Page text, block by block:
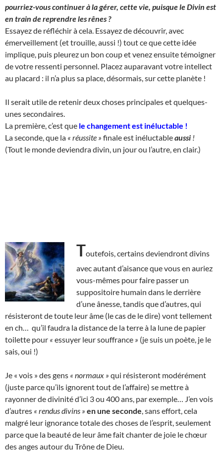
pourriez-vous continuer à la gérer, cette vie, puisque le Divin est
en train de reprendre les rênes ?
Essayez de réfléchir à cela. Essayez de découvrir, avec
émerveillement (et trouille, aussi !) tout ce que cette idée
implique, puis pleurez un bon coup et venez ensuite témoigner
de votre ressenti personnel. Placez auparavant votre intellect
au placard : il n’a plus sa place, désormais, sur cette planète !
Il serait utile de retenir deux choses principales et quelques-
unes secondaires.
La première, c’est que le changement est inéluctable !
La seconde, que la « réussite » finale est inéluctableaussi !
(Tout le monde deviendra divin, un jour ou l’autre, en clair.)
Toutefois, certains deviendront divins
avec autant d’aisance que vous en auriez
vous-mêmes pour faire passer un
suppositoire humain dans le derrière
d’une ânesse, tandis que d’autres, qui
résisteront de toute leur âme (le cas de le dire) vont tellement
en ch… qu’il faudra la distance de la terre à la lune de papier
toilette pour « essuyer leur souffrance » (je suis un poète, je le
sais, oui !)
Je « vois » des gens « normaux » qui résisteront modérément
(juste parce qu’ils ignorent tout de l’affaire) se mettre à
rayonner de divinité d’ici 3 ou 400 ans, par exemple… J’en vois
d’autres « rendus divins » en une seconde , sans effort, cela
malgré leur ignorance totale des choses de l’esprit, seulement
parce que la beauté de leur âme fait chanter de joie le chœur
des anges autour du Trône de Dieu.